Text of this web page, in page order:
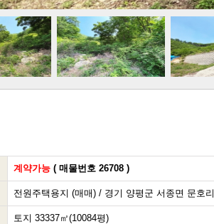
계약가능 ( 매물번호 26708 )
전원주택용지 (매매) / 경기 양평군 서종면 문호리
토지 33337㎡(10084평)